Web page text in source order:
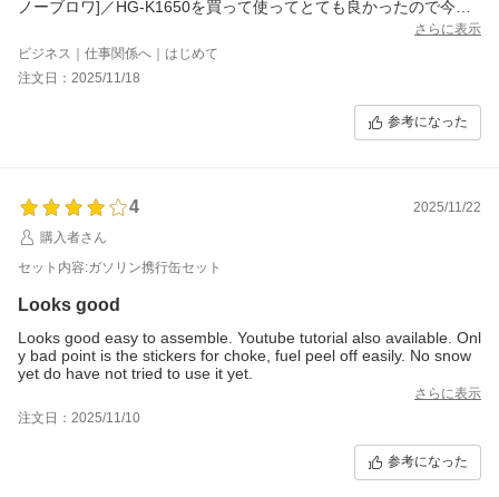
ノーブロワ]／HG-K1650を買って使ってとても良かったので今回
組み立ての説明書もカラー写真付きだったので解りやすかったで
す。スパナとプラスドライバーが付いていたので助かりました。
さらに表示
ビジネス｜仕事関係へ｜はじめて
注文日：2025/11/18
参考になった
4
2025/11/22
購入者さん
セット内容:ガソリン携行缶セット
Looks good
Looks good easy to assemble. Youtube tutorial also available. Onl
y bad point is the stickers for choke, fuel peel off easily. No snow
yet do have not tried to use it yet.
さらに表示
注文日：2025/11/10
参考になった